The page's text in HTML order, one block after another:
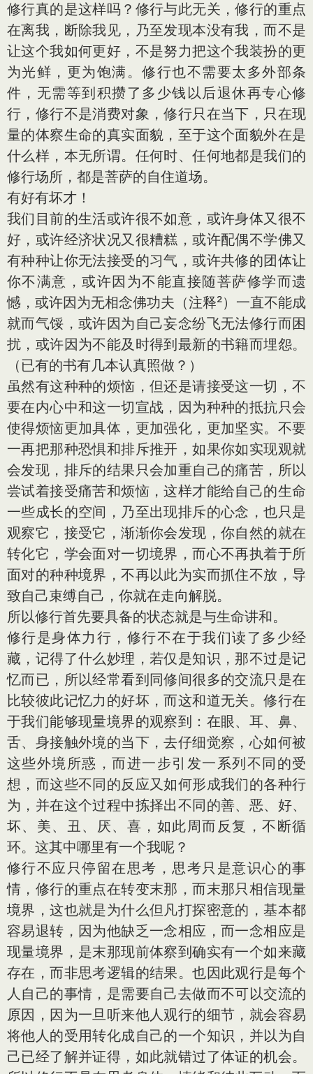
修行真的是这样吗？修行与此无关，修行的重点
在离我，断除我见，乃至发现本没有我，而不是
让这个我如何更好，不是努力把这个我装扮的更
为光鲜，更为饱满。修行也不需要太多外部条
件，无需等到积攒了多少钱以后退休再专心修
行，修行不是消费对象，修行只在当下，只在现
量的体察生命的真实面貌，至于这个面貌外在是
什么样，本无所谓。任何时、任何地都是我们的
修行场所，都是菩萨的自住道场。
有好有坏才！
我们目前的生活或许很不如意，或许身体又很不
好，或许经济状况又很糟糕，或许配偶不学佛又
有种种让你无法接受的习气，或许共修的团体让
你不满意，或许因为不能直接随菩萨修学而遗
憾，或许因为无相念佛功夫（注释²）一直不能成
就而气馁，或许因为自己妄念纷飞无法修行而困
扰，或许因为不能及时得到最新的书籍而埋怨。
（已有的书有几本认真照做？）
虽然有这种种的烦恼，但还是请接受这一切，不
要在内心中和这一切宣战，因为种种的抵抗只会
使得烦恼更加具体，更加强化，更加坚实。不要
一再把那种恐惧和排斥推开，如果你如实现观就
会发现，排斥的结果只会加重自己的痛苦，所以
尝试着接受痛苦和烦恼，这样才能给自己的生命
一些成长的空间，乃至出现排斥的心念，也只是
观察它，接受它，渐渐你会发现，你自然的就在
转化它，学会面对一切境界，而心不再执着于所
面对的种种境界，不再以此为实而抓住不放，导
致自己束缚自己，你就在走向解脱。
所以修行首先要具备的状态就是与生命讲和。
修行是身体力行，修行不在于我们读了多少经
藏，记得了什么妙理，若仅是知识，那不过是记
忆而已，所以经常看到同修间很多的交流只是在
比较彼此记忆力的好坏，而这和道无关。修行在
于我们能够现量境界的观察到：在眼、耳、鼻、
舌、身接触外境的当下，去仔细觉察，心如何被
这些外境所惑，而进一步引发一系列不同的受
想，而这些不同的反应又如何形成我们的各种行
为，并在这个过程中拣择出不同的善、恶、好、
坏、美、丑、厌、喜，如此周而反复，不断循
环。这其中哪里有一个我呢？
修行不应只停留在思考，思考只是意识心的事
情，修行的重点在转变末那，而末那只相信现量
境界，这也就是为什么但凡打探密意的，基本都
容易退转，因为他缺乏一念相应，而一念相应是
现量境界，是末那现前体察到确实有一个如来藏
存在，而非思考逻辑的结果。也因此观行是每个
人自己的事情，是需要自己去做而不可以交流的
原因，因为一旦听来他人观行的细节，就会容易
将他人的受用转化成自己的一个知识，并以为自
己已经了解并证得，如此就错过了体证的机会。